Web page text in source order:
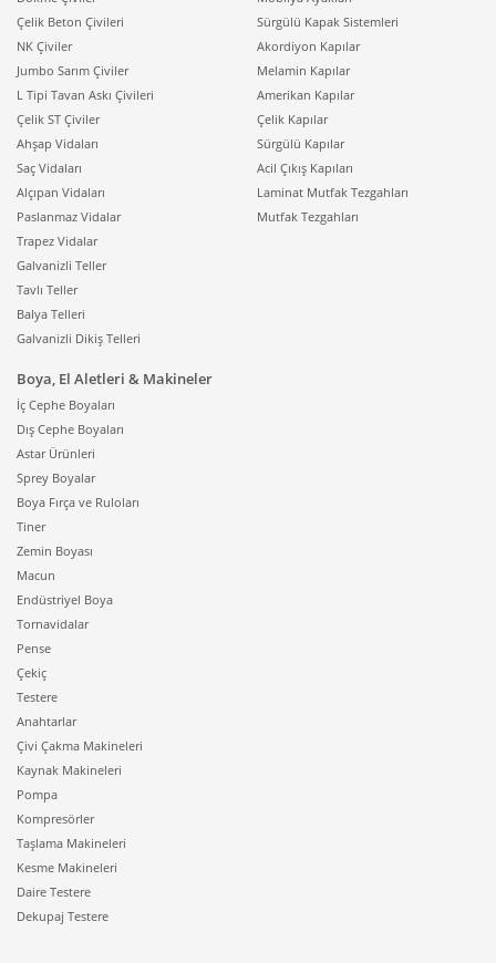
Çelik Beton Çivileri
NK Çiviler
Jumbo Sarım Çiviler
L Tipi Tavan Askı Çivileri
Çelik ST Çiviler
Ahşap Vidaları
Saç Vidaları
Alçıpan Vidaları
Paslanmaz Vidalar
Trapez Vidalar
Galvanizli Teller
Tavlı Teller
Balya Telleri
Galvanizli Dikiş Telleri
Sürgülü Kapak Sistemleri
Akordiyon Kapılar
Melamin Kapılar
Amerikan Kapılar
Çelik Kapılar
Sürgülü Kapılar
Acil Çıkış Kapıları
Laminat Mutfak Tezgahları
Mutfak Tezgahları
Boya, El Aletleri & Makineler
İç Cephe Boyaları
Dış Cephe Boyaları
Astar Ürünleri
Sprey Boyalar
Boya Fırça ve Ruloları
Tiner
Zemin Boyası
Macun
Endüstriyel Boya
Tornavidalar
Pense
Çekiç
Testere
Anahtarlar
Çivi Çakma Makineleri
Kaynak Makineleri
Pompa
Kompresörler
Taşlama Makineleri
Kesme Makineleri
Daire Testere
Dekupaj Testere